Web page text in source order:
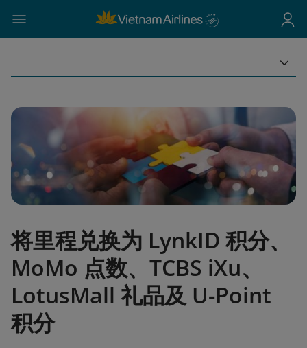
将里程兑换为 LynkID 积分、
MoMo 点数、TCBS iXu、
LotusMall 礼品及 U-Point
积分